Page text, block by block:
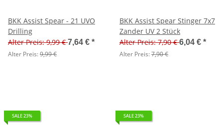
BKK Assist Spear - 21 UVO
Drilling
Alter Preis: 9,99 €7,64 € *
Alter Preis:9,99 €
BKK Assist Spear Stinger 7x7
Zander UV 2 Stück
Alter Preis: 7,90 €6,04 € *
Alter Preis:7,90 €
SALE 23% SALE 23%